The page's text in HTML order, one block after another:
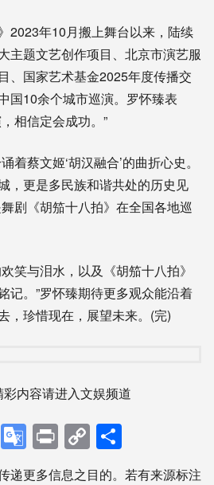
年10月搬上舞台以来，陆续
主题文艺创作项目、北京市演艺服
、国家艺术基金2025年度传播交
国10余个城市巡演。罗怀臻表
相信定会成功。”
蔡文姬‘胡汉融合’的曲折心史。
，更是多民族和谐共处的历史见
剧《胡笳十八拍》在全国各地巡
与泪水，以及《胡笳十八拍》
记。”罗怀臻期待更多观众能沿着
，珍惜现在，展望未来。(完)
内容请进入文娱频道
X Google
Translate
PrintCopy
Link享
递更多信息之目的。若有来源标注